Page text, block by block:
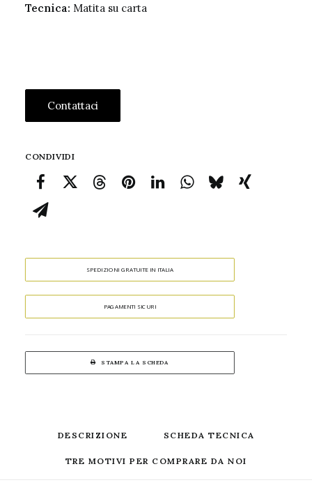
Tecnica: Matita su carta
Contattaci
CONDIVIDI
SPEDIZIONI GRATUITE IN ITALIA
PAGAMENTI SICURI
STAMPA LA SCHEDA
DESCRIZIONE SCHEDA TECNICA
TRE MOTIVI PER COMPRARE DA NOI